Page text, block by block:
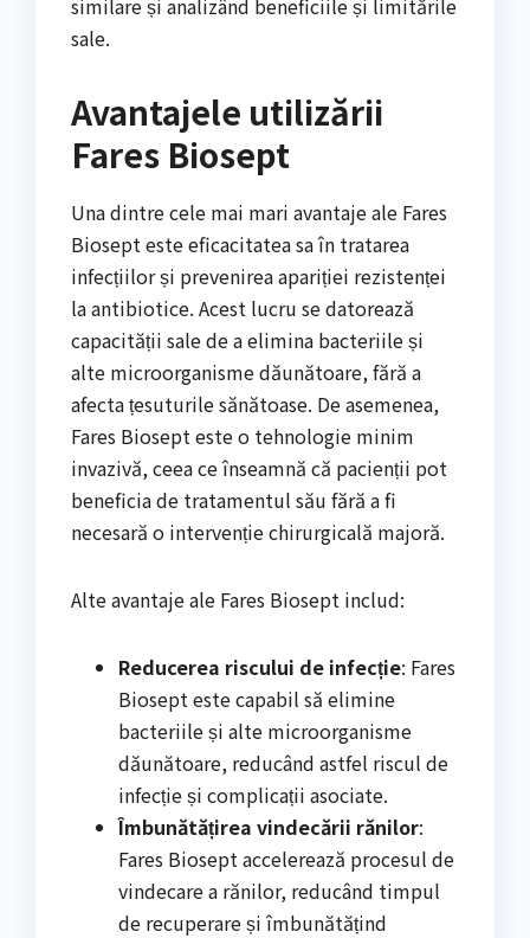
similare și analizând beneficiile și limitările
sale.
Avantajele utilizării
Fares Biosept
Una dintre cele mai mari avantaje ale Fares
Biosept este eficacitatea sa în tratarea
infecțiilor și prevenirea apariției rezistenței
la antibiotice. Acest lucru se datorează
capacității sale de a elimina bacteriile și
alte microorganisme dăunătoare, fără a
afecta țesuturile sănătoase. De asemenea,
Fares Biosept este o tehnologie minim
invazivă, ceea ce înseamnă că pacienții pot
beneficia de tratamentul său fără a fi
necesară o intervenție chirurgicală majoră.
Alte avantaje ale Fares Biosept includ:
Reducerea riscului de infecție: Fares
Biosept este capabil să elimine
bacteriile și alte microorganisme
dăunătoare, reducând astfel riscul de
infecție și complicații asociate.
Îmbunătățirea vindecării rănilor:
Fares Biosept accelerează procesul de
vindecare a rănilor, reducând timpul
de recuperare și îmbunătățind